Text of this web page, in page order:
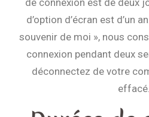
d’option d’écran est d’un
souvenir de moi », nous
connexion pendant deux
déconnectez de votre
effacé.